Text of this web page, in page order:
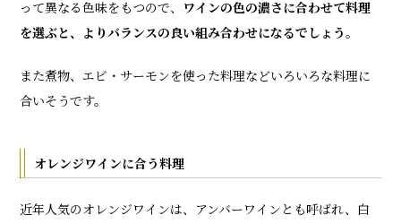
って異なる色味をもつので、 ワインの色の濃さに合わせて料理
を選ぶと、よりバランスの良い組み合わせになるでしょう。
また煮物、エビ・サーモンを使った料理などいろいろな料理に
合いそうです。
オレンジワインに合う料理
近年人気のオレンジワインは、アンバーワインとも呼ばれ、白